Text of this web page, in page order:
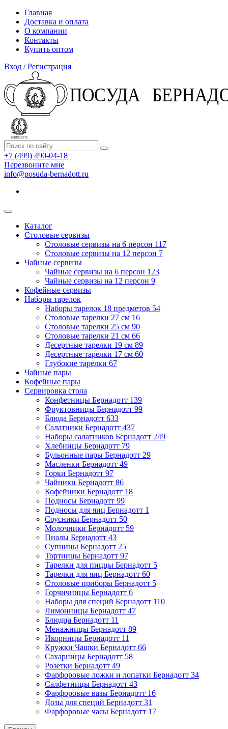
Главная
Доставка и оплата
О компании
Контакты
Купить оптом
Вход / Регистрация
+7 (499) 490-04-18
Перезвоните мне
info@posuda-bernadott.ru
Каталог
Столовые сервизы
Столовые сервизы на 6 персон 117
Столовые сервизы на 12 персон 7
Чайные сервизы
Чайные сервизы на 6 персон 123
Чайные сервизы на 12 персон 9
Кофейные сервизы
Наборы тарелок
Наборы тарелок 18 предметов 54
Столовые тарелки 27 см 16
Столовые тарелки 25 см 90
Столовые тарелки 21 см 66
Десертные тарелки 19 см 89
Десертные тарелки 17 см 60
Глубокие тарелки 67
Чайные пары
Кофейные пары
Сервировка стола
Конфетницы Бернадотт 139
Фруктовницы Бернадотт 99
Блюда Бернадотт 633
Салатники Бернадотт 437
Наборы салатников Бернадотт 249
Хлебницы Бернадотт 79
Бульонные пары Бернадотт 29
Масленки Бернадотт 49
Горки Бернадотт 97
Чайники Бернадотт 86
Кофейники Бернадотт 18
Подносы Бернадотт 99
Подносы для яиц Бернадотт 1
Соусники Бернадотт 50
Молочники Бернадотт 59
Пиалы Бернадотт 43
Супницы Бернадотт 25
Тортницы Бернадотт 97
Тарелки для пиццы Бернадотт 5
Тарелки для яиц Бернадотт 60
Столовые приборы Бернадотт 5
Горчичницы Бернадотт 6
Наборы для специй Бернадотт 110
Лимонницы Бернадотт 47
Блюдца Бернадотт 11
Менажницы Бернадотт 89
Икорницы Бернадотт 11
Кружки Чашки Бернадотт 66
Сахарницы Бернадотт 58
Розетки Бернадотт 49
Фарфоровые ложки и лопатки Бернадотт 34
Салфетницы Бернадотт 43
Фарфоровые вазы Бернадотт 16
Дозы для специй Бернадотт 31
Фарфоровые часы Бернадотт 17